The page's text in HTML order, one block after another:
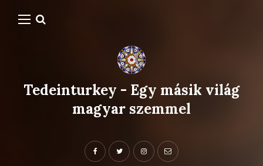
Tedeinturkey - Egy másik világ
magyar szemmel